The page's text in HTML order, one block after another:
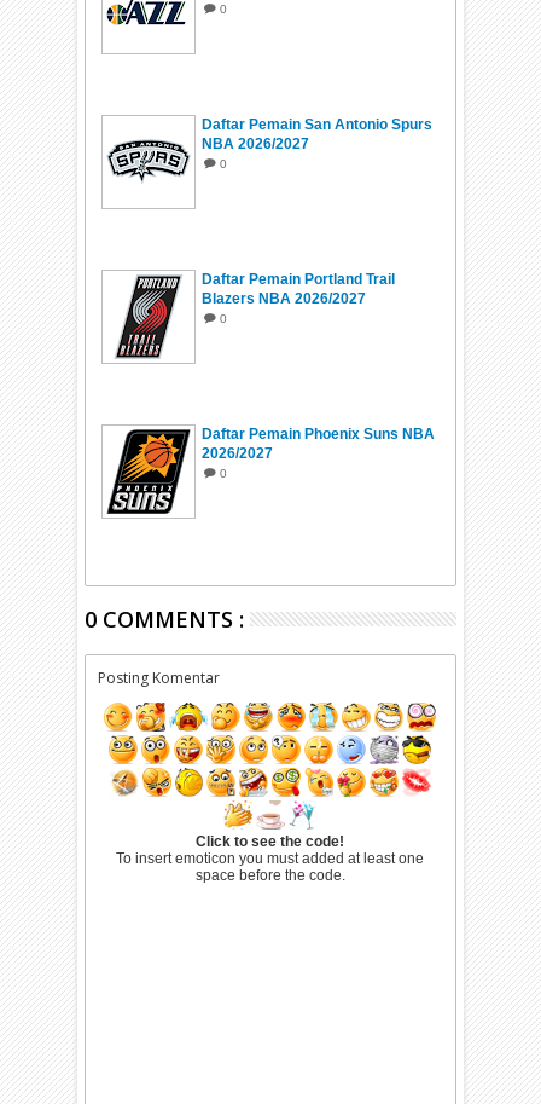
0
Daftar Pemain San Antonio Spurs
NBA 2026/2027
0
Daftar Pemain Portland Trail
Blazers NBA 2026/2027
0
Daftar Pemain Phoenix Suns NBA
2026/2027
0
0 COMMENTS :
Posting Komentar
Click to see the code!
To insert emoticon you must added at least one
space before the code.